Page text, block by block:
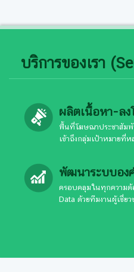
บริการของเรา
ผลิตเนื้อหา-ล
พื้นที่โฆษณาประชาสัม
เข้าถึงกลุ่มเป้าหมายที่ห
พัฒนาระบบอง
ครอบคลุมในทุกความต้
Data ด้วยทีมงานผู้เชี่ย